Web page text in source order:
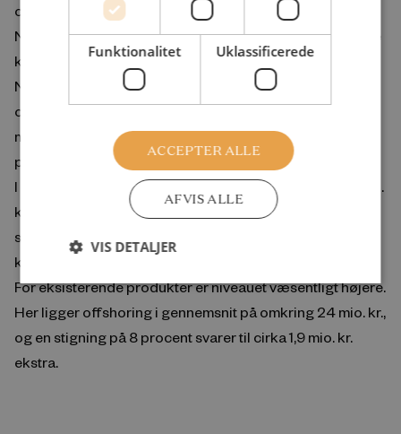
omkring 13 produkter og 8 lande.
Når forskerne ser på, hvad der driver udviklingen, kan de
konstatere, at offshoring især drives af nye produkter.
Når danske virksomheder indfører robotter, stiger deres
offshoring af nye produkter med omkring 32 procent,
mens offshoring af eksisterende produkter stiger med 8
procent.
I gennemsnit offshorer virksomheder for omkring 1,5 mio.
kr. i nye produkter. Når en virksomhed indfører robotter,
stiger dette med 32 procent, svarende til cirka 500.000
kr. ekstra.
For eksisterende produkter er niveauet væsentligt højere.
Her ligger offshoring i gennemsnit på omkring 24 mio. kr.,
og en stigning på 8 procent svarer til cirka 1,9 mio. kr.
ekstra.
Funktionalitet Uklassificerede
ACCEPTER ALLE
AFVIS ALLE
VIS DETALJER